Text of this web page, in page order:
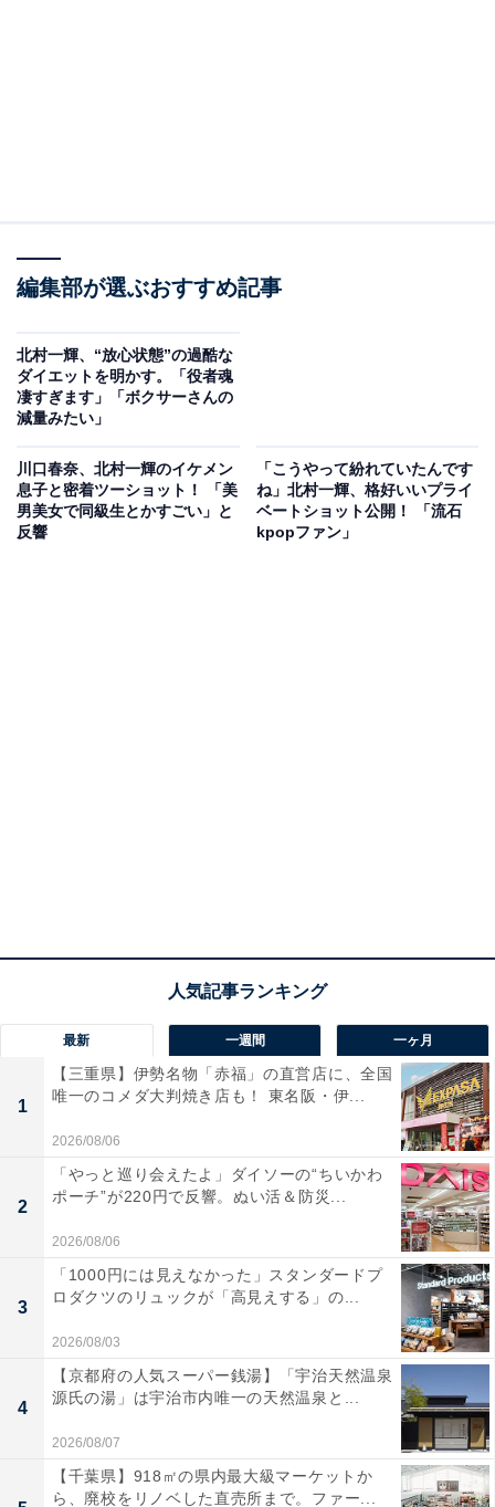
編集部が選ぶおすすめ記事
北村一輝、“放心状態”の過酷な
ダイエットを明かす。「役者魂
凄すぎます」「ボクサーさんの
減量みたい」
川口春奈、北村一輝のイケメン
息子と密着ツーショット！ 「美
男美女で同級生とかすごい」と
反響
「こうやって紛れていたんです
ね」北村一輝、格好いいプライ
ベートショット公開！ 「流石
kpopファン」
最新 一週間 一ヶ月
1
【三重県】伊勢名物「赤福」の直営店に、全国
唯一のコメダ大判焼き店も！ 東名阪・伊...
2026/08/06
2
「やっと巡り会えたよ」ダイソーの“ちいかわ
ポーチ”が220円で反響。ぬい活＆防災...
2026/08/06
3
「1000円には見えなかった」スタンダードプ
ロダクツのリュックが「高見えする」の...
2026/08/03
4
【京都府の人気スーパー銭湯】「宇治天然温泉
源氏の湯」は宇治市内唯一の天然温泉と...
2026/08/07
【千葉県】918㎡の県内最大級マーケットか
ら、廃校をリノベした直売所まで。ファー...